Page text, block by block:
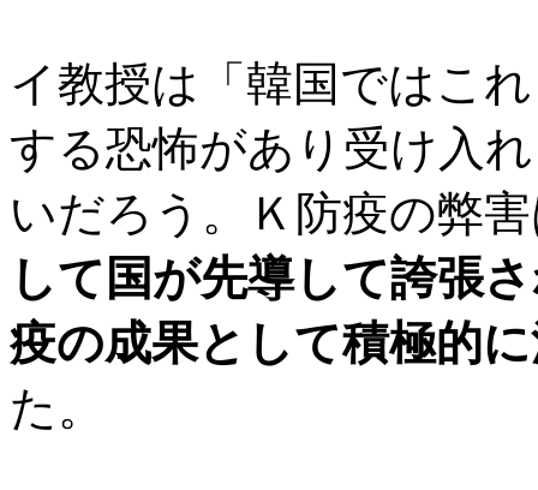
イ教授は「韓国ではこ
する恐怖があり受け入
いだろう。Ｋ防疫の弊
して国が先導して誇張
疫の成果として積極的
た。